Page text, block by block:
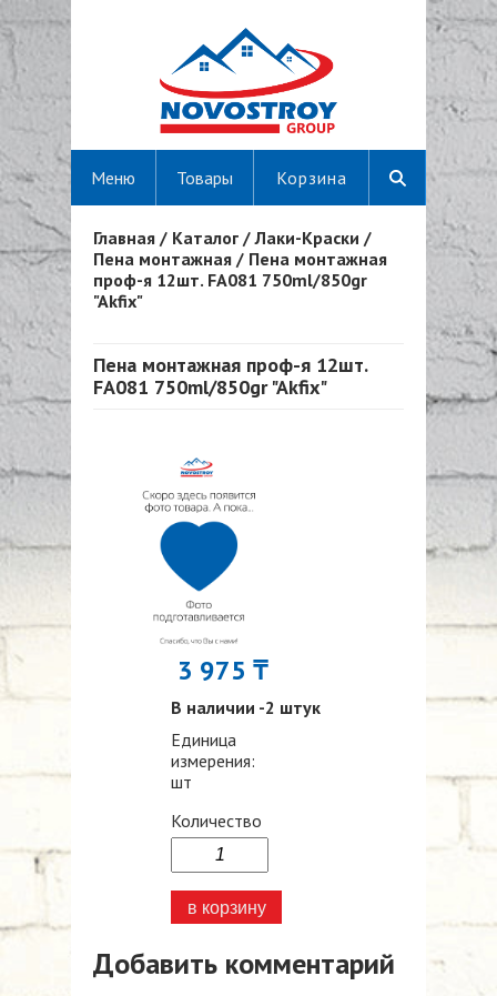
Корзина
Меню Товары
Вы здесь
Главная / Каталог / Лаки-Краски /
Пена монтажная / Пена монтажная
проф-я 12шт. FA081 750ml/850gr
"Akfix"
Пена монтажная проф-я 12шт.
FA081 750ml/850gr "Akfix"
3 975 ₸
В наличии -2 штук
Единица
измерения:
шт
Количество
Добавить комментарий